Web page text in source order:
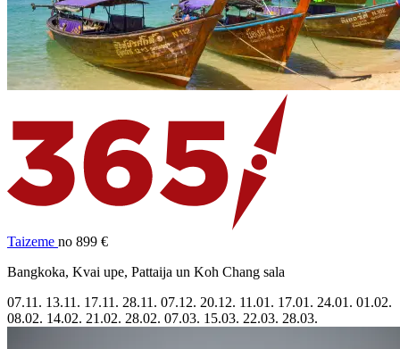
Taizeme no 899 €
Bangkoka, Kvai upe, Pattaija un Koh Chang sala
07.11. 13.11. 17.11. 28.11. 07.12. 20.12. 11.01. 17.01. 24.01. 01.02.
08.02. 14.02. 21.02. 28.02. 07.03. 15.03. 22.03. 28.03.